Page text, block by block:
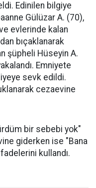
Edinilen bilgiye
Gülüzar A. (70),
evlerinde kalan
bıçaklanarak
şüpheli Hüseyin A.
Emniyete
sevk edildi.
cezaevine
bir sebebi yok"
giderken ise "Bana
kullandı.